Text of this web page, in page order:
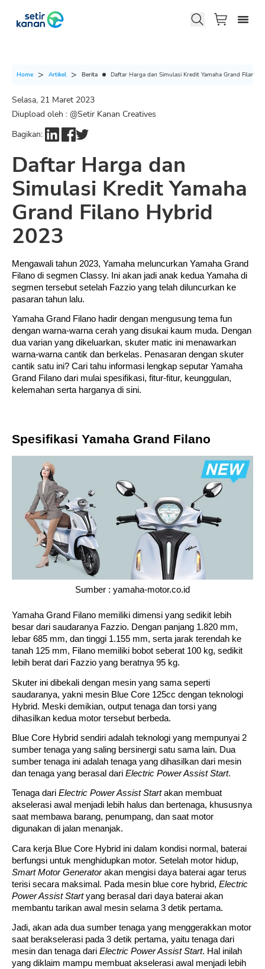
Home Artikel Berita Daftar Harga dan Simulasi Kredit Yamaha Grand Filano
Selasa, 21 Maret 2023
Diupload oleh : @Setir Kanan Creatives
Bagikan:
Daftar Harga dan
Simulasi Kredit Yamaha
Grand Filano Hybrid
2023
Mengawali tahun 2023, Yamaha meluncurkan Yamaha Grand
Filano di segmen Classy. Ini akan jadi anak kedua Yamaha di
segmen tersebut setelah Fazzio yang telah diluncurkan ke
pasaran tahun lalu.
Yamaha Grand Filano hadir dengan mengusung tema fun
dengan warna-warna cerah yang disukai kaum muda. Dengan
dua varian yang dikeluarkan, skuter matic ini menawarkan
warna-warna cantik dan berkelas. Penasaran dengan skuter
cantik satu ini? Cari tahu informasi lengkap seputar Yamaha
Grand Filano dari mulai spesifikasi, fitur-fitur, keunggulan,
kelemahan serta harganya di sini.
Spesifikasi Yamaha Grand Filano
Sumber : yamaha-motor.co.id
Yamaha Grand Filano memiliki dimensi yang sedikit lebih
besar dari saudaranya Fazzio. Dengan panjang 1.820 mm,
lebar 685 mm, dan tinggi 1.155 mm, serta jarak terendah ke
tanah 125 mm, Filano memiliki bobot seberat 100 kg, sedikit
lebih berat dari Fazzio yang beratnya 95 kg.
Skuter ini dibekali dengan mesin yang sama seperti
saudaranya, yakni mesin Blue Core 125cc dengan teknologi
Hybrid. Meski demikian, output tenaga dan torsi yang
dihasilkan kedua motor tersebut berbeda.
Blue Core Hybrid sendiri adalah teknologi yang mempunyai 2
sumber tenaga yang saling bersinergi satu sama lain. Dua
sumber tenaga ini adalah tenaga yang dihasilkan dari mesin
dan tenaga yang berasal dari Electric Power Assist Start.
Tenaga dari Electric Power Assist Start akan membuat
akselerasi awal menjadi lebih halus dan bertenaga, khususnya
saat membawa barang, penumpang, dan saat motor
digunakan di jalan menanjak.
Cara kerja Blue Core Hybrid ini dalam kondisi normal, baterai
Smart Motor Generator akan mengisi daya baterai agar terus
terisi secara maksimal. Pada mesin blue core hybrid, Electric
Power Assist Start yang berasal dari daya baterai akan
membantu tarikan awal mesin selama 3 detik pertama.
Jadi, akan ada dua sumber tenaga yang menggerakkan motor
saat berakselerasi pada 3 detik pertama, yaitu tenaga dari
mesin dan tenaga dari Electric Power Assist Start. Hal inilah
yang diklaim mampu membuat akselerasi awal menjadi lebih